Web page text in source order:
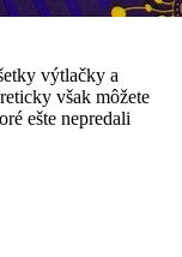
výtlačky a
však môžete
ešte nepredali